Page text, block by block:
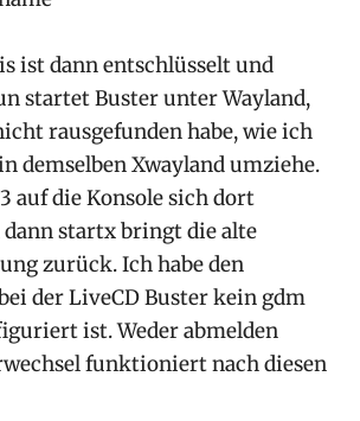
ist dann entschlüsselt und
startet Buster unter Wayland,
rausgefunden habe, wie ich
demselben Xwayland umziehe.
auf die Konsole sich dort
startx bringt die alte
zurück. Ich habe den
der LiveCD Buster kein gdm
ist. Weder abmelden
funktioniert nach diesen